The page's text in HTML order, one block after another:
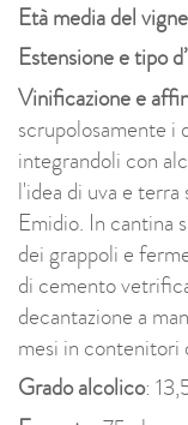
Età media del
Estensione e tipo
Vinificazione e
scrupolosamente i
integrandoli con
l'idea di uva e
Emidio. In cantina
dei grappoli e
di cemento
decantazione a
mesi in contenitori
Grado alcolico: